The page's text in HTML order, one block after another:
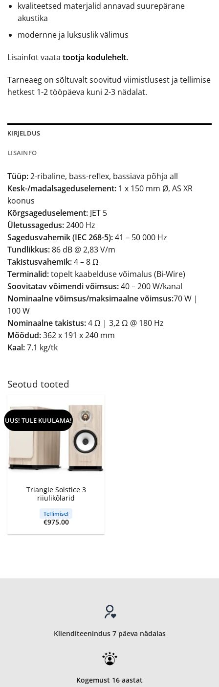
kvaliteetsed materjalid annavad suurepärane
akustika
modernne ja luksuslik välimus
Lisainfot vaata tootja kodulehelt.
Tarneaeg on sõltuvalt soovitud viimistlusest ja tellimise
hetkest 1-2 tööpäeva kuni 2-3 nädalat.
KIRJELDUS
LISAINFO
Tüüp:2-ribaline, bass-reflex, bassiava põhja all
Kesk-/madalsageduselement: 1 x 150 mm Ø, AS XR
koonus
Kõrgsageduselement: JET 5
Ületussagedus:2400 Hz
Sagedusvahemik (IEC 268-5):41 – 50 000 Hz
Tundlikkus:86 dB @ 2,83 V/m
Takistusvahemik:4 – 8 Ω
Terminalid:topelt kaabelduse võimalus (Bi-Wire)
Soovitatav võimendi võimsus:40 – 200 W/kanal
Nominaalne võimsus/maksimaalne võimsus:70 W |
100 W
Nominaalne takistus:4 Ω | 3,2 Ω @ 180 Hz
Mõõdud:362 x 191 x 240 mm
Kaal:7,1 kg/tk
Seotud tooted
UUS! TULE KUULAMA!
Triangle Solstice 3
riiulikõlarid
Tellimisel
€975.00
Klienditeenindus 7 päeva nädalas
Kogemust 16 aastat